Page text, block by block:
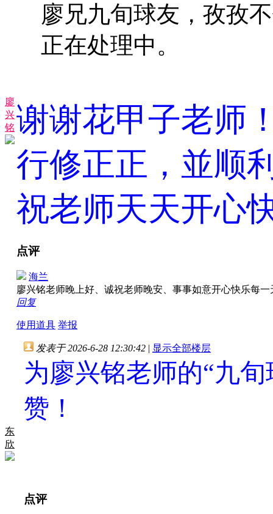
廖
兴
铭
廖兄九旬球友，孜孜
正在处理中。
谢谢花甲子老师
行修正正，並顺
祝老师天天开心
点评
海兰
廖兴铭老师晚上好、诚祝老师晚安、事事如意开心快乐每
回复
使用道具 举报
东
欣
发表于 2026-6-28 12:30:42 | 显示全部楼层
为廖兴铭老师的“九
赞！
点评